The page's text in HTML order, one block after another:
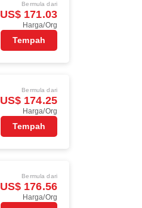
Bermula dari
US$ 171.03
Harga/Org
Tempah
Bermula dari
US$ 174.25
Harga/Org
Tempah
Bermula dari
US$ 176.56
Harga/Org